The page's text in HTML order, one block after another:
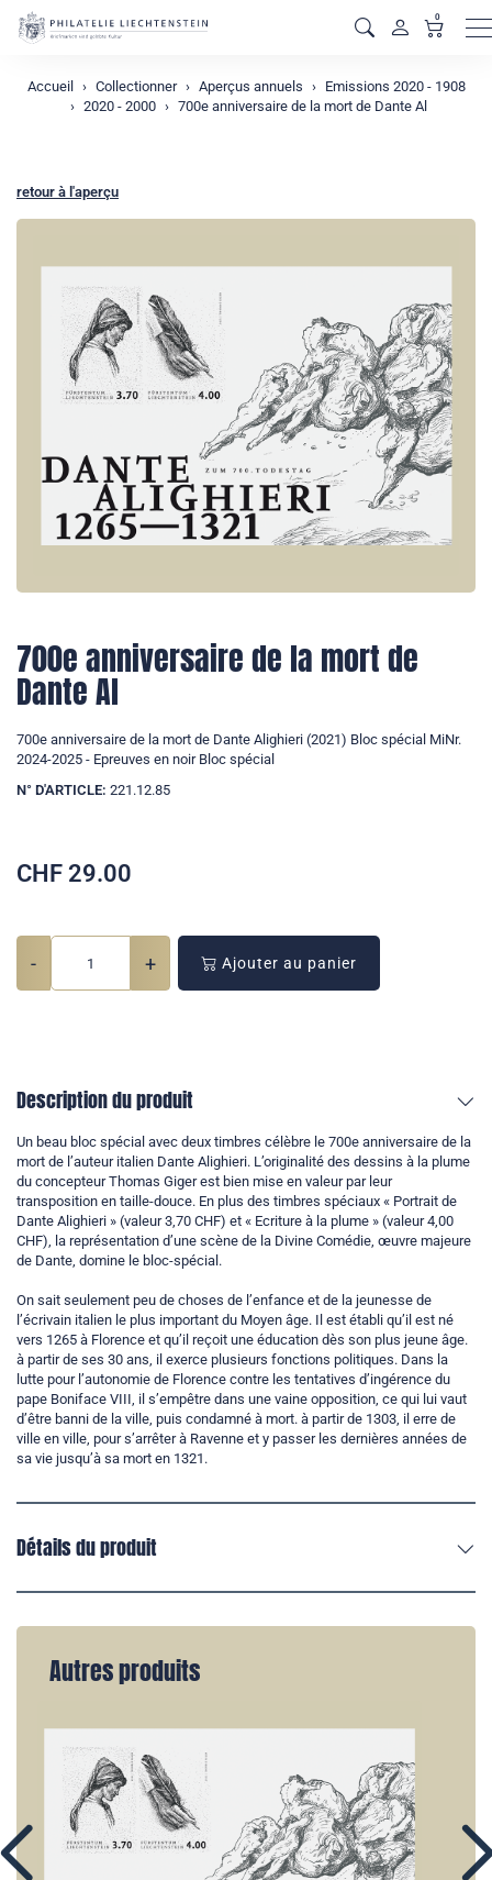
0
Accueil Collectionner Aperçus annuels
Emissions 2020 - 1908
2020 - 2000
700e anniversaire de la mort de Dante Al
retour à l'aperçu
700e anniversaire de la mort de
Dante Al
700e anniversaire de la mort de Dante Alighieri (2021) Bloc spécial MiNr.
2024-2025 - Epreuves en noir Bloc spécial
N° D'ARTICLE: 221.12.85
CHF 29.00
- + Ajouter au panier
Description du produit
Un beau bloc spécial avec deux timbres célèbre le 700e anniversaire de la
mort de l’auteur italien Dante Alighieri. L’originalité des dessins à la plume
du concepteur Thomas Giger est bien mise en valeur par leur
transposition en taille-douce. En plus des timbres spéciaux « Portrait de
Dante Alighieri » (valeur 3,70 CHF) et « Ecriture à la plume » (valeur 4,00
CHF), la représentation d’une scène de la Divine Comédie, œuvre majeure
de Dante, domine le bloc-spécial.
On sait seulement peu de choses de l’enfance et de la jeunesse de
l’écrivain italien le plus important du Moyen âge. Il est établi qu’il est né
vers 1265 à Florence et qu’il reçoit une éducation dès son plus jeune âge.
à partir de ses 30 ans, il exerce plusieurs fonctions politiques. Dans la
lutte pour l’autonomie de Florence contre les tentatives d’ingérence du
pape Boniface VIII, il s’empêtre dans une vaine opposition, ce qui lui vaut
d’être banni de la ville, puis condamné à mort. à partir de 1303, il erre de
ville en ville, pour s’arrêter à Ravenne et y passer les dernières années de
sa vie jusqu’à sa mort en 1321.
Détails du produit
Autres produits